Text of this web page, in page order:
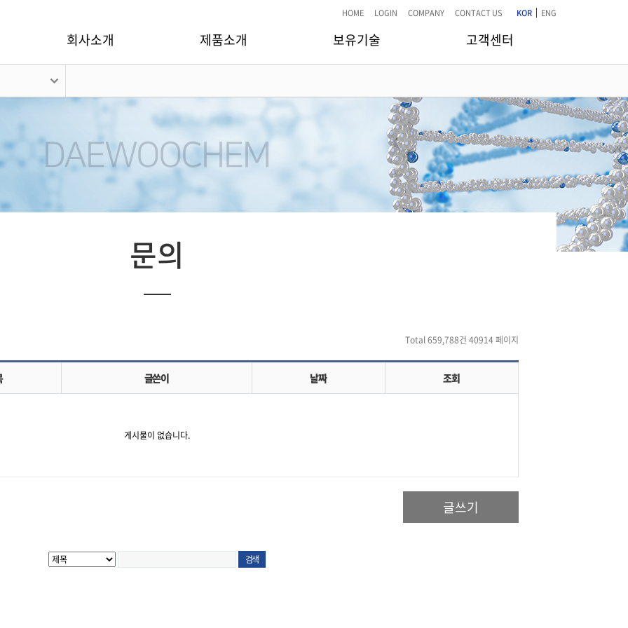
HOME LOGIN COMPANY CONTACT US KOR | ENG
회사소개 제품소개 보유기술 고객센터
문의
Total 659,788건 40914 페이지
글쓴이 날짜 조회
게시물이 없습니다.
글쓰기